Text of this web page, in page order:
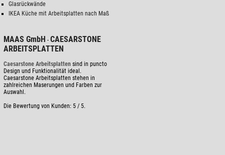
Glasrückwände
IKEA Küche mit Arbeitsplatten nach Maß
MAAS GmbH - CAESARSTONE
ARBEITSPLATTEN
Caesarstone Arbeitsplatten sind in puncto
Design und Funktionalität ideal.
Caesarstone Arbeitsplatten stehen in
zahlreichen Maserungen und Farben zur
Auswahl.
Die Bewertung von Kunden: 5 / 5.